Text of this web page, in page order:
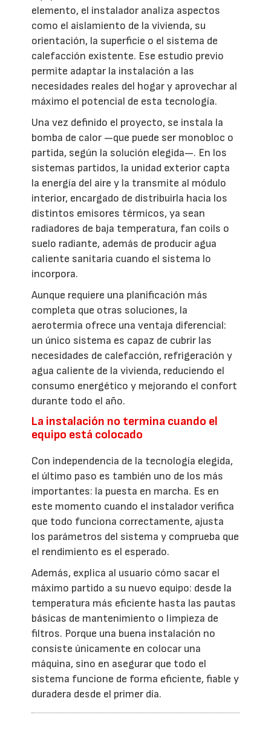
elemento, el instalador analiza aspectos
como el aislamiento de la vivienda, su
orientación, la superficie o el sistema de
calefacción existente. Ese estudio previo
permite adaptar la instalación a las
necesidades reales del hogar y aprovechar al
máximo el potencial de esta tecnología.
Una vez definido el proyecto, se instala la
bomba de calor —que puede ser monobloc o
partida, según la solución elegida—. En los
sistemas partidos, la unidad exterior capta
la energía del aire y la transmite al módulo
interior, encargado de distribuirla hacia los
distintos emisores térmicos, ya sean
radiadores de baja temperatura, fan coils o
suelo radiante, además de producir agua
caliente sanitaria cuando el sistema lo
incorpora.
Aunque requiere una planificación más
completa que otras soluciones, la
aerotermia ofrece una ventaja diferencial:
un único sistema es capaz de cubrir las
necesidades de calefacción, refrigeración y
agua caliente de la vivienda, reduciendo el
consumo energético y mejorando el confort
durante todo el año.
La instalación no termina cuando el
equipo está colocado
Con independencia de la tecnología elegida,
el último paso es también uno de los más
importantes: la puesta en marcha. Es en
este momento cuando el instalador verifica
que todo funciona correctamente, ajusta
los parámetros del sistema y comprueba que
el rendimiento es el esperado.
Además, explica al usuario cómo sacar el
máximo partido a su nuevo equipo: desde la
temperatura más eficiente hasta las pautas
básicas de mantenimiento o limpieza de
filtros. Porque una buena instalación no
consiste únicamente en colocar una
máquina, sino en asegurar que todo el
sistema funcione de forma eficiente, fiable y
duradera desde el primer día.